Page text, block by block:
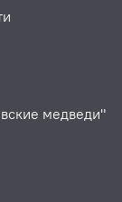
медведи"